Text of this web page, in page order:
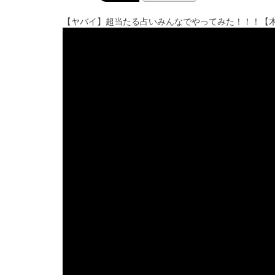
【ヤバイ】超当たる占いみんなでやってみた！！！【